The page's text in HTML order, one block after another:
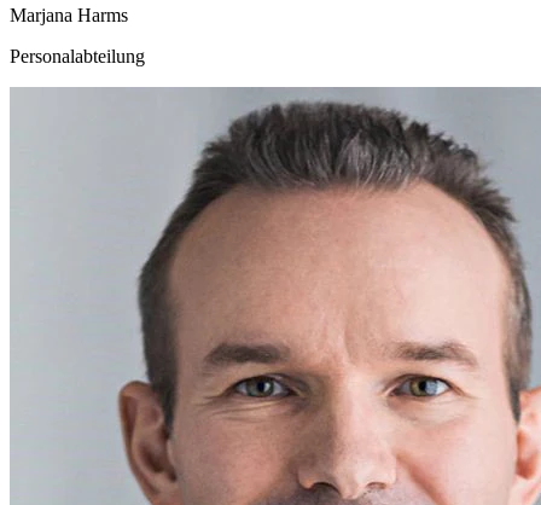
Marjana Harms
Personalabteilung